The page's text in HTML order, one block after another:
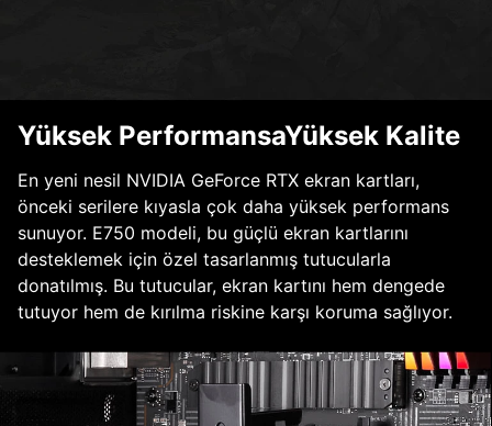
Yüksek PerformansaYüksek Kalite
En yeni nesil NVIDIA GeForce RTX ekran kartları,
önceki serilere kıyasla çok daha yüksek performans
sunuyor. E750 modeli, bu güçlü ekran kartlarını
desteklemek için özel tasarlanmış tutucularla
donatılmış. Bu tutucular, ekran kartını hem dengede
tutuyor hem de kırılma riskine karşı koruma sağlıyor.